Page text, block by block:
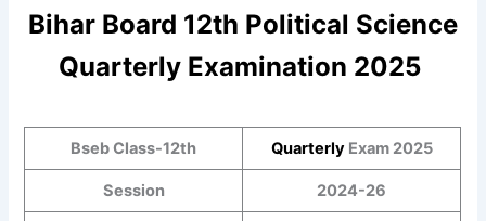
Bihar Board 12th Political Science
Quarterly Examination 2025
Bseb Class-12th Quarterly Exam 2025
Session 2024-26